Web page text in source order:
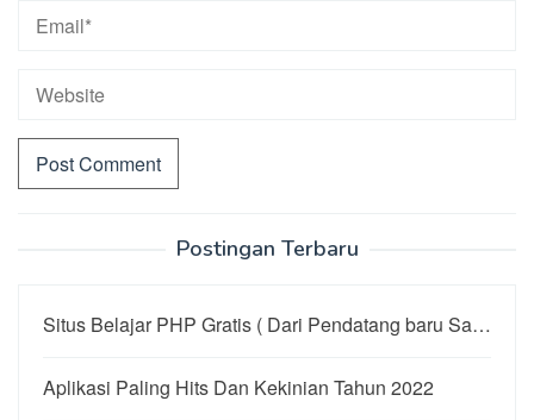
Postingan Terbaru
Situs Belajar PHP Gratis ( Dari Pendatang baru Sa…
Aplikasi Paling Hits Dan Kekinian Tahun 2022